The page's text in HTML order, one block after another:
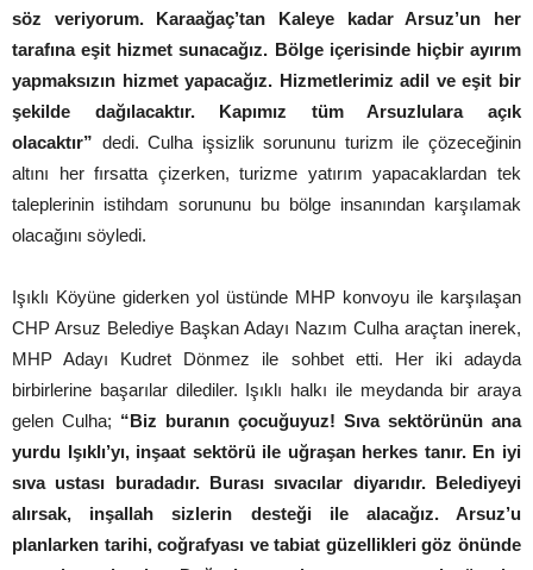
söz veriyorum. Karaağaç’tan Kaleye kadar Arsuz’un her
tarafına eşit hizmet sunacağız. Bölge içerisinde hiçbir ayırım
yapmaksızın hizmet yapacağız. Hizmetlerimiz adil ve eşit bir
şekilde dağılacaktır. Kapımız tüm Arsuzlulara açık
olacaktır” dedi. Culha işsizlik sorununu turizm ile çözeceğinin
altını her fırsatta çizerken, turizme yatırım yapacaklardan tek
taleplerinin istihdam sorununu bu bölge insanından karşılamak
olacağını söyledi.
Işıklı Köyüne giderken yol üstünde MHP konvoyu ile karşılaşan
CHP Arsuz Belediye Başkan Adayı Nazım Culha araçtan inerek,
MHP Adayı Kudret Dönmez ile sohbet etti. Her iki adayda
birbirlerine başarılar dilediler. Işıklı halkı ile meydanda bir araya
gelen Culha; “Biz buranın çocuğuyuz! Sıva sektörünün ana
yurdu Işıklı’yı, inşaat sektörü ile uğraşan herkes tanır. En iyi
sıva ustası buradadır. Burası sıvacılar diyarıdır. Belediyeyi
alırsak, inşallah sizlerin desteği ile alacağız. Arsuz’u
planlarken tarihi, coğrafyası ve tabiat güzellikleri göz önünde